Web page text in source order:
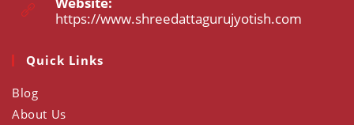
https://www.shreedattagurujyotish.com
Quick Links
Blog
About Us